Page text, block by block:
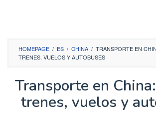
HOMEPAGE / ES / CHINA / TRANSPORTE EN
TRENES, VUELOS Y AUTOBUSES
Transporte en
trenes, vuelos y